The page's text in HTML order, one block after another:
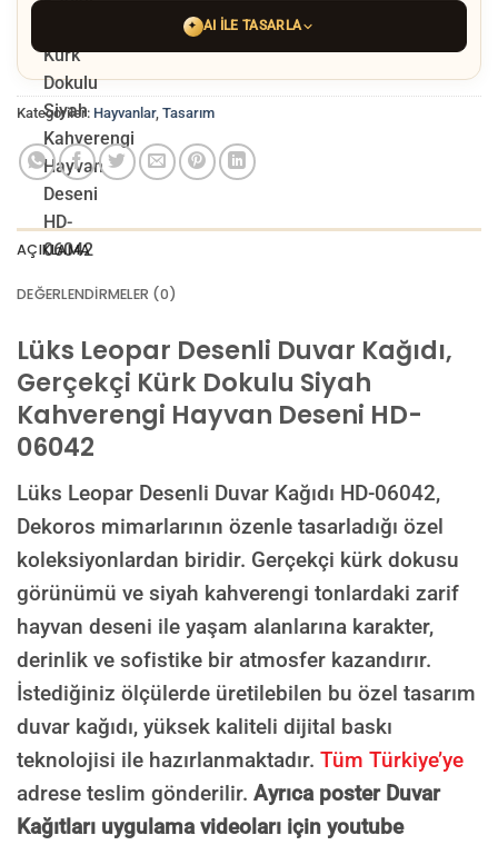
✦ AI ILE TASARLA
ChatGPT
Tercih ettiğiniz AI aracı ilehayalinizdeki görseli oluşturun. Biz çözünürlüğü
baskı kalitesine yükseltip üretim yaparız.
E-posta ile de gönderebilirsiniz:
info@dekoros.com
Süreç Bilgilendirmesi
onayınıza gönderilir. Onayınızdan sonra üretim yapılır.
ONAYINIZDAN SONRA BASKIYA GEÇILECEK
Kategoriler: Hayvanlar, Tasarım
AÇIKLAMA
DEĞERLENDIRMELER (0)
Lüks Leopar Desenli Duvar Kağıdı,
Gerçekçi Kürk Dokulu Siyah
Kahverengi Hayvan Deseni HD-
06042
Lüks Leopar Desenli Duvar Kağıdı HD-06042,
Dekoros mimarlarının özenle tasarladığı özel
koleksiyonlardan biridir. Gerçekçi kürk dokusu
görünümü ve siyah kahverengi tonlardaki zarif
hayvan deseni ile yaşam alanlarına karakter,
derinlik ve sofistike bir atmosfer kazandırır.
İstediğiniz ölçülerde üretilebilen bu özel tasarım
duvar kağıdı, yüksek kaliteli dijital baskı
teknolojisi ile hazırlanmaktadır. Tüm Türkiye’ye
adrese teslim gönderilir. Ayrıca poster Duvar
Kağıtları uygulama videoları için youtube